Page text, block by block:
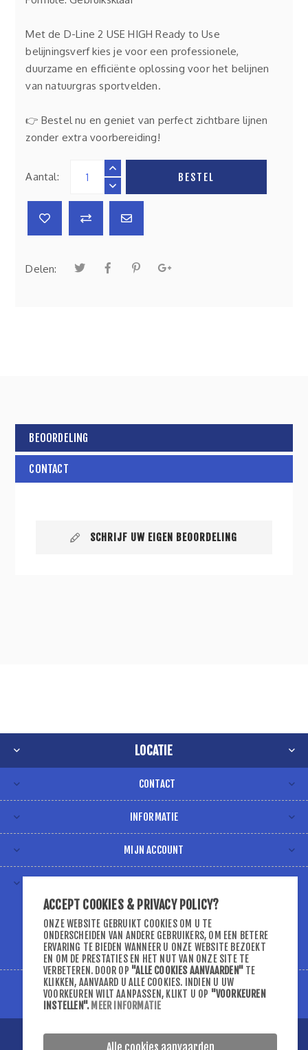
Met de D-Line 2 USE HIGH Ready to Use
belijningsverf kies je voor een professionele,
duurzame en efficiënte oplossing voor het belijnen
van natuurgras sportvelden.
👉 Bestel nu en geniet van perfect zichtbare lijnen
zonder extra voorbereiding!
Aantal: BESTEL
Delen:
BEOORDELING
CONTACT
SCHRIJF UW EIGEN BEOORDELING
LOCATIE
CONTACT
ACCEPT COOKIES & PRIVACY POLICY?
ONZE WEBSITE GEBRUIKT COOKIES OM U TE
ONDERSCHEIDEN VAN ANDERE GEBRUIKERS, OM EEN BETERE
ERVARING TE BIEDEN WANNEER U ONZE WEBSITE BEZOEKT
EN OM DE PRESTATIES EN HET NUT VAN ONZE SITE TE
VERBETEREN. DOOR OP "ALLE COOKIES AANVAARDEN" TE
KLIKKEN, AANVAARD U ALLE COOKIES. INDIEN U UW
VOORKEUREN WILT AANPASSEN, KLIKT U OP "VOORKEUREN
INSTELLEN". MEER INFORMATIE
Alle cookies aanvaarden